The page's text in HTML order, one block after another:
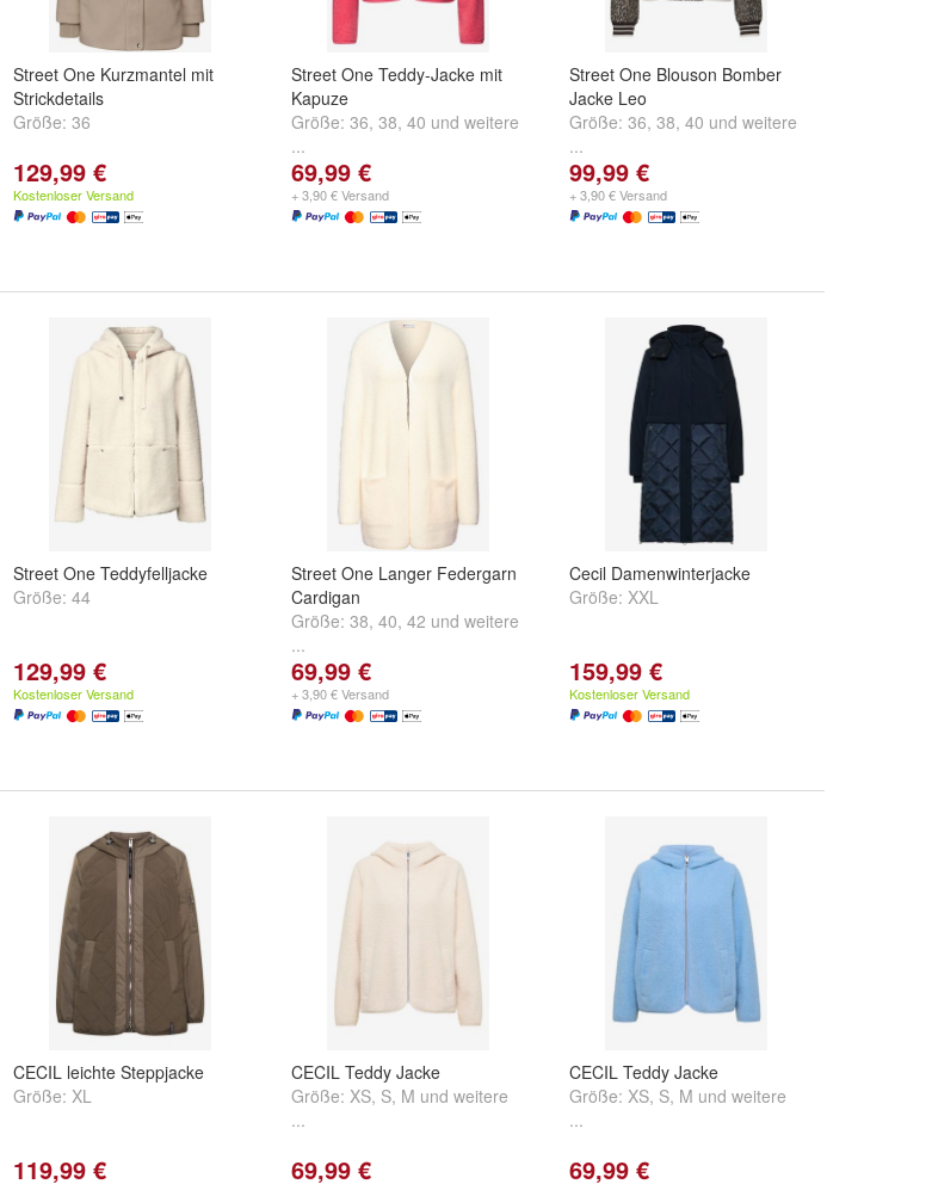
Street One Kurzmantel mit
Strickdetails
Größe: 36
129,99 €
Kostenloser Versand
Street One Teddy-Jacke mit
Kapuze
Größe: 36, 38, 40 und weitere
...
69,99 €
+ 3,90 € Versand
Street One Blouson Bomber
Jacke Leo
Größe: 36, 38, 40 und weitere
...
99,99 €
+ 3,90 € Versand
Street One Teddyfelljacke
Größe: 44
129,99 €
Kostenloser Versand
Street One Langer Federgarn
Cardigan
Größe: 38, 40, 42 und weitere
...
69,99 €
+ 3,90 € Versand
Cecil Damenwinterjacke
Größe: XXL
159,99 €
Kostenloser Versand
CECIL leichte Steppjacke
Größe: XL
119,99 €
CECIL Teddy Jacke
Größe: XS, S, M und weitere
...
69,99 €
CECIL Teddy Jacke
Größe: XS, S, M und weitere
...
69,99 €